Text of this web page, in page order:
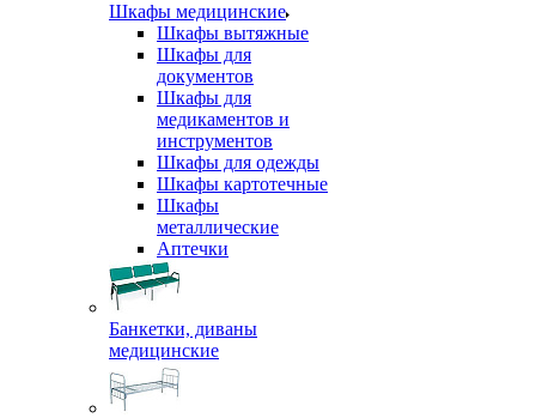
Шкафы медицинские
Шкафы вытяжные
Шкафы для
документов
Шкафы для
медикаментов и
инструментов
Шкафы для одежды
Шкафы картотечные
Шкафы
металлические
Аптечки
Банкетки, диваны
медицинские